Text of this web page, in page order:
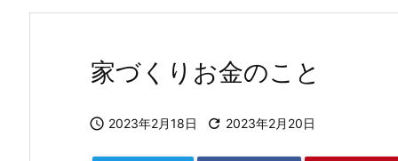
家づくりお金のこと
 2023年2月18日  2023年2月20日